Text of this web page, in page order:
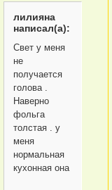
лилияна
написал(а):
Свет у меня
не
получается
голова .
Наверно
фольга
толстая . у
меня
нормальная
кухонная она